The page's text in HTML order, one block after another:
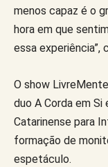
menos capaz é o
hora em que
essa experiência”,
O show
duo A Corda em
Catarinense para
formação de
espetáculo.